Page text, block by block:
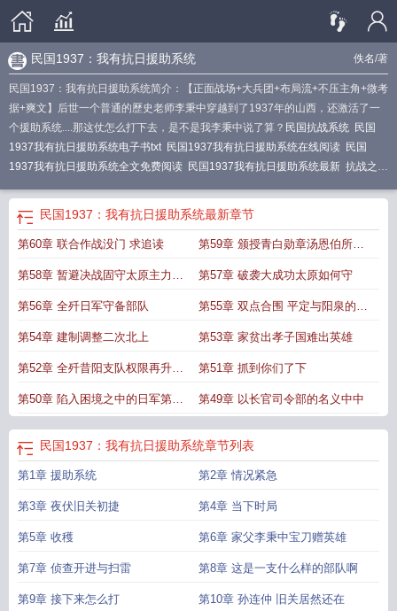
佚名/著
民国1937：我有抗日援助系统
民国1937：我有抗日援助系统简介：【正面战场+大兵团+布局流+不压主角+微考
据+爽文】后世一个普通的歷史老师李秉中穿越到了1937年的山西，还激活了一
个援助系统....那这仗怎么打下去，是不是我李秉中说了算？ 民国抗战系统 民国
1937我有抗日援助系统电子书txt 民国1937我有抗日援助系统在线阅读 民国
1937我有抗日援助系统全文免费阅读 民国1937我有抗日援助系统最新 抗战之我
民国1937我有抗日援助系统 民国1937我有抗日援助系统免费
有抗日援助系统最新章节更新
抗日援助系统笔趣阁无弹窗最新章节
民国1937我有抗日援助系统完整版免费
民国1937：我有抗日援助系统最新章节
第60章 联合作战没门 求追读 第59章 颁授青白勋章汤恩伯所部
来人
第58章 暂避决战固守太原主力南
撤
第57章 破袭大成功太原如何守
第56章 全歼日军守备部队 第55章 双点合围 平定与阳泉的作
战打响
第54章 建制调整二次北上 第53章 家贫出孝子国难出英雄
第52章 全歼昔阳支队权限再升级
下
第51章 抓到你们了下
第50章 陷入困境之中的日军第一
军
第49章 以长官司令部的名义中中
民国1937：我有抗日援助系统章节列表
第1章 援助系统 第2章 情况紧急
第3章 夜伏旧关初捷 第4章 当下时局
第5章 收穫 第6章 家父李秉中宝刀赠英雄
第7章 侦查开进与扫雷 第8章 这是一支什么样的部队啊
第9章 接下来怎么打 第10章 孙连仲 旧关居然还在